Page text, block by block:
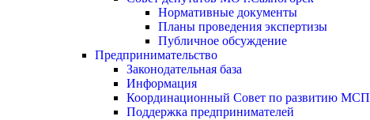
Нормативные документы
Планы проведения экспертизы
Публичное обсуждение
Предпринимательство
Законодательная база
Информация
Координационный Совет по развитию МСП
Поддержка предпринимателей